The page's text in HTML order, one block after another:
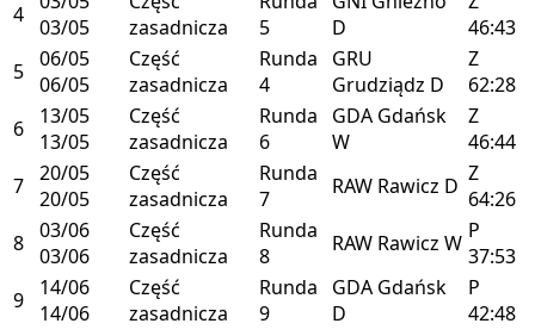
4 03/05
zasadnicza
5
D
46:43
5 06/05
06/05
Część
zasadnicza
Runda
4
GRU
Grudziądz D
Z
62:28
6
13/05
13/05
Część
zasadnicza
Runda
6
GDA Gdańsk
W
Z
46:44
7 20/05
20/05
Część
zasadnicza
Runda
7
RAW Rawicz D Z
64:26
8 03/06
03/06
Część
zasadnicza
Runda
8
RAW Rawicz W P
37:53
9
14/06
14/06
Część
zasadnicza
Runda
9
GDA Gdańsk
D
P
42:48